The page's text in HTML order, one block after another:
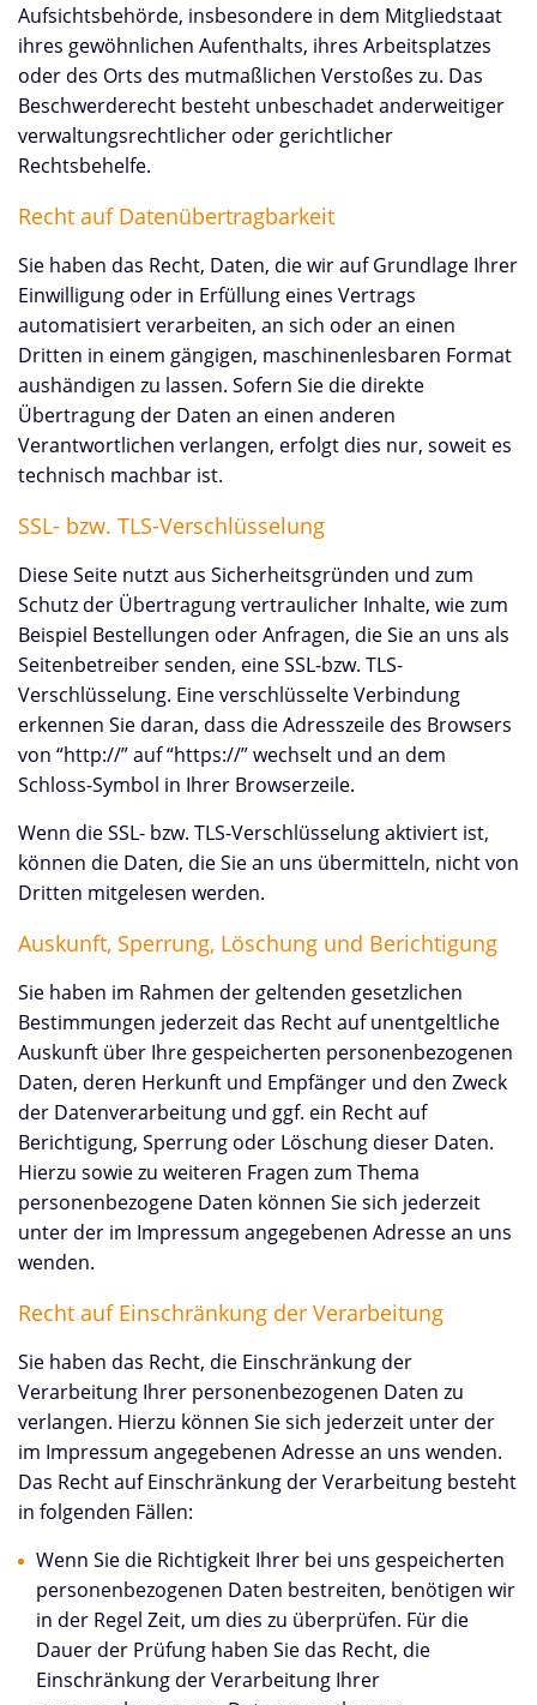
Aufsichtsbehörde, insbesondere in dem Mitgliedstaat
ihres gewöhnlichen Aufenthalts, ihres Arbeitsplatzes
oder des Orts des mutmaßlichen Verstoßes zu. Das
Beschwerderecht besteht unbeschadet anderweitiger
verwaltungsrechtlicher oder gerichtlicher
Rechtsbehelfe.
Recht auf Datenübertragbarkeit
Sie haben das Recht, Daten, die wir auf Grundlage Ihrer
Einwilligung oder in Erfüllung eines Vertrags
automatisiert verarbeiten, an sich oder an einen
Dritten in einem gängigen, maschinenlesbaren Format
aushändigen zu lassen. Sofern Sie die direkte
Übertragung der Daten an einen anderen
Verantwortlichen verlangen, erfolgt dies nur, soweit es
technisch machbar ist.
SSL- bzw. TLS-Verschlüsselung
Diese Seite nutzt aus Sicherheitsgründen und zum
Schutz der Übertragung vertraulicher Inhalte, wie zum
Beispiel Bestellungen oder Anfragen, die Sie an uns als
Seitenbetreiber senden, eine SSL-bzw. TLS-
Verschlüsselung. Eine verschlüsselte Verbindung
erkennen Sie daran, dass die Adresszeile des Browsers
von “http://” auf “https://” wechselt und an dem
Schloss-Symbol in Ihrer Browserzeile.
Wenn die SSL- bzw. TLS-Verschlüsselung aktiviert ist,
können die Daten, die Sie an uns übermitteln, nicht von
Dritten mitgelesen werden.
Auskunft, Sperrung, Löschung und Berichtigung
Sie haben im Rahmen der geltenden gesetzlichen
Bestimmungen jederzeit das Recht auf unentgeltliche
Auskunft über Ihre gespeicherten personenbezogenen
Daten, deren Herkunft und Empfänger und den Zweck
der Datenverarbeitung und ggf. ein Recht auf
Berichtigung, Sperrung oder Löschung dieser Daten.
Hierzu sowie zu weiteren Fragen zum Thema
personenbezogene Daten können Sie sich jederzeit
unter der im Impressum angegebenen Adresse an uns
wenden.
Recht auf Einschränkung der Verarbeitung
Sie haben das Recht, die Einschränkung der
Verarbeitung Ihrer personenbezogenen Daten zu
verlangen. Hierzu können Sie sich jederzeit unter der
im Impressum angegebenen Adresse an uns wenden.
Das Recht auf Einschränkung der Verarbeitung besteht
in folgenden Fällen:
Wenn Sie die Richtigkeit Ihrer bei uns gespeicherten
personenbezogenen Daten bestreiten, benötigen wir
in der Regel Zeit, um dies zu überprüfen. Für die
Dauer der Prüfung haben Sie das Recht, die
Einschränkung der Verarbeitung Ihrer